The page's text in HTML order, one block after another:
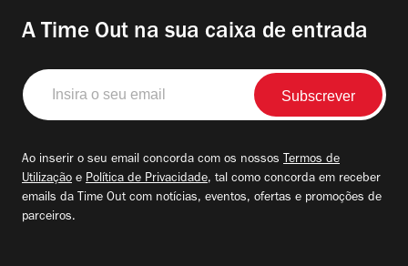
A Time Out na sua caixa de entrada
Insira
o
seu
Ao inserir o seu email concorda com os nossos Termos de
Utilização e Política de Privacidade, tal como concorda em receber
emails da Time Out com notícias, eventos, ofertas e promoções de
parceiros.